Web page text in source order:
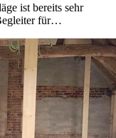
ist bereits sehr
für…